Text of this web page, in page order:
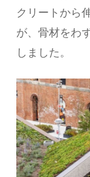
クリートから
が、骨材をわ
しました。